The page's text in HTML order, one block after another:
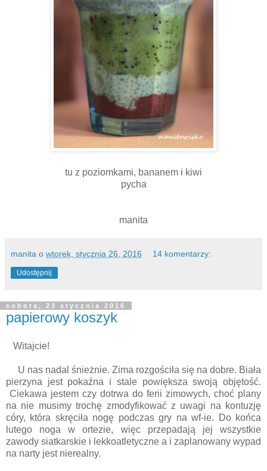
tu z poziomkami, bananem i kiwi
pycha
manita
manita o wtorek, stycznia 26, 2016 14 komentarzy:
Udostępnij
sobota, 23 stycznia 2016
papierowy koszyk
Witajcie!
U nas nadal śnieżnie. Zima rozgościła się na dobre. Biała
pierzyna jest pokaźna i stale powiększa swoją objętość.
Ciekawa jestem czy dotrwa do ferii zimowych, choć plany
na nie musimy trochę zmodyfikować z uwagi na kontuzję
córy, która skręciła nogę podczas gry na wf-ie. Do końca
lutego noga w ortezie, więc przepadają jej wszystkie
zawody siatkarskie i lekkoatletyczne a i zaplanowany wypad
na narty jest nierealny.